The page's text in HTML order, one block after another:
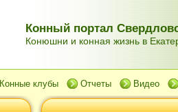
Конный портал
Конюшни и конная жизнь в
Конные клубы Отчеты Видео